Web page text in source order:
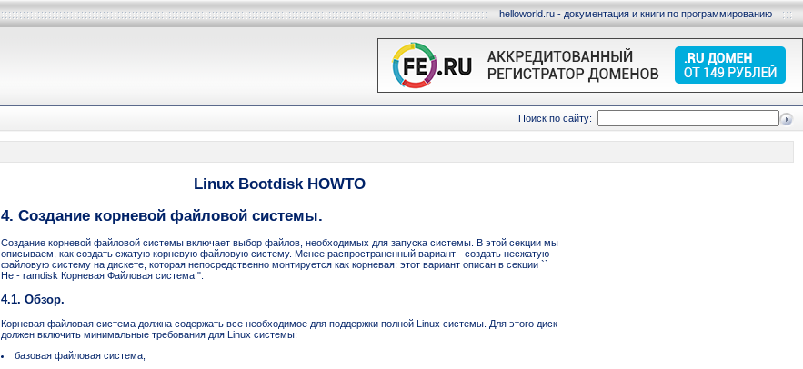
helloworld.ru - документация и книги по программированию
Поиск по сайту:
Linux Bootdisk HOWTO
4. Создание корневой файловой системы.
Создание корневой файловой системы включает выбор файлов, необходимых для запуска системы. В этой секции мы
описываем, как создать сжатую корневую файловую систему. Менее распространенный вариант - создать несжатую
файловую систему на дискете, которая непосредственно монтируется как корневая; этот вариант описан в секции ``
Не - ramdisk Корневая Файловая система ".
4.1. Обзор.
Корневая файловая система должна содержать все необходимое для поддержки полной Linux системы. Для этого диск
должен включить минимальные требования для Linux системы:
базовая файловая система,